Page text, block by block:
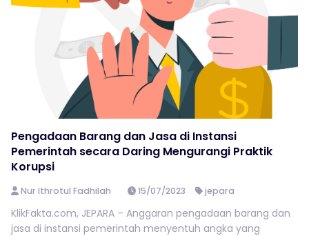
Pengadaan Barang dan Jasa di Instansi
Pemerintah secara Daring Mengurangi Praktik
Korupsi
Nur Ithrotul Fadhilah 15/07/2023 jepara
KlikFakta.com, JEPARA – Anggaran pengadaan barang dan
jasa di instansi pemerintah menyentuh angka yang